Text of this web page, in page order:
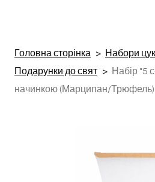
Головна сторінка
Набори
Подарунки до свят
Набір "5
начинкою (Марципан/Трюфель)